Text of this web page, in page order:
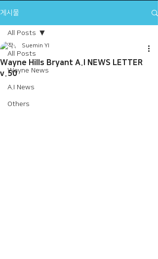
게시물
All Posts
Wayne News
A.I News
Others
All Posts
Wayne Hills Bryant A.I NEWS LETTER
v.50
Suemin YI